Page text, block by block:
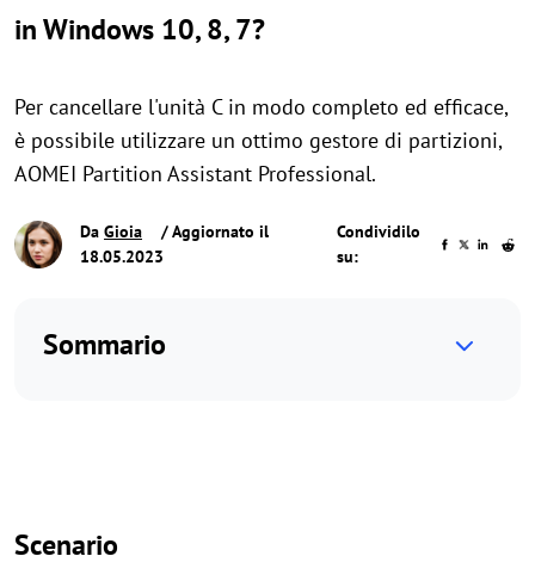
in Windows 10, 8, 7?
Per cancellare l'unità C in modo completo ed efficace,
è possibile utilizzare un ottimo gestore di partizioni,
AOMEI Partition Assistant Professional.
Da Gioia
/ Aggiornato il
18.05.2023
Condividilo
su:
Sommario
Scenario